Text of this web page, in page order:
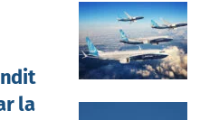
la